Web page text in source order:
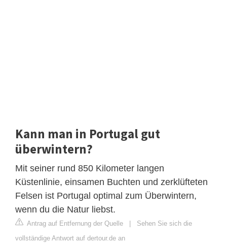
Kann man in Portugal gut
überwintern?
Mit seiner rund 850 Kilometer langen
Küstenlinie, einsamen Buchten und zerklüfteten
Felsen ist Portugal optimal zum Überwintern,
wenn du die Natur liebst.
Antrag auf Entfernung der Quelle
Sehen Sie sich die
vollständige Antwort auf dertour.de an